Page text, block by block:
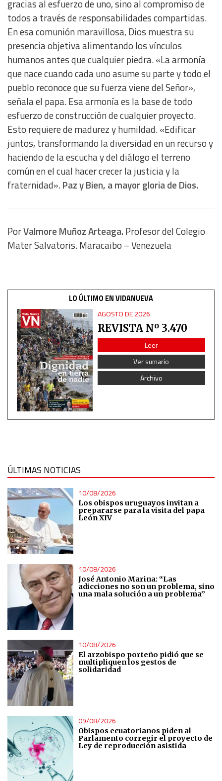
gracias al esfuerzo de uno, sino al compromiso de
todos a través de responsabilidades compartidas.
En esa comunión maravillosa, Dios muestra su
presencia objetiva alimentando los vínculos
humanos antes que cualquier piedra. «La armonía
que nace cuando cada uno asume su parte y todo el
pueblo reconoce que su fuerza viene del Señor»,
señala el papa. Esa armonía es la base de todo
esfuerzo de construcción de cualquier proyecto.
Esto requiere de madurez y humildad. «Edificar
juntos, transformando la diversidad en un recurso y
haciendo de la escucha y del diálogo el terreno
común en el cual hacer crecer la justicia y la
fraternidad».Paz y Bien, a mayor gloria de Dios.
PorValmore Muñoz Arteaga. Profesor del Colegio
Mater Salvatoris. Maracaibo – Venezuela
LO ÚLTIMO EN VIDANUEVA
AGOSTO DE 2026
REVISTA Nº 3.470
Leer
Ver sumario
Archivo
ÚLTIMAS NOTICIAS
10/08/2026
Los obispos uruguayos invitan a
prepararse para la visita del papa
León XIV
10/08/2026
José Antonio Marina: “Las
adicciones no son un problema, sino
una mala solución a un problema”
10/08/2026
El arzobispo porteño pidió que se
multipliquen los gestos de
solidaridad
09/08/2026
Obispos ecuatorianos piden al
Parlamento corregir el proyecto de
Ley de reproducción asistida
Non-IAB processing purposes:
Essential
Analytical
Functional
Advertising